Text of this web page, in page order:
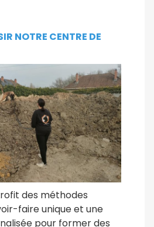
NOTRE CENTRE DE
des méthodes
faire unique et une
pour former des